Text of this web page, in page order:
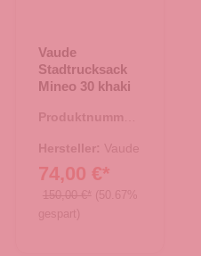
Vaude
Stadtrucksack
Mineo 30 khaki
Produktnummer:
Hersteller: Vaude
74,00 €*
150,00 €* (50.67%
gespart)